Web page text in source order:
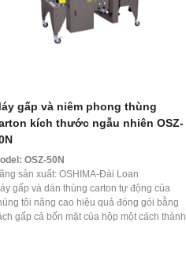
gấp và niêm phong thùng
kích thước ngẫu nhiên OSZ-
OSZ-50N
sản xuất: OSHIMA-Đài Loan
gấp và dán thùng carton tự động của
tôi nâng cao hiệu quả đóng gói bằng
gấp cả bốn mặt của hộp một cách thành